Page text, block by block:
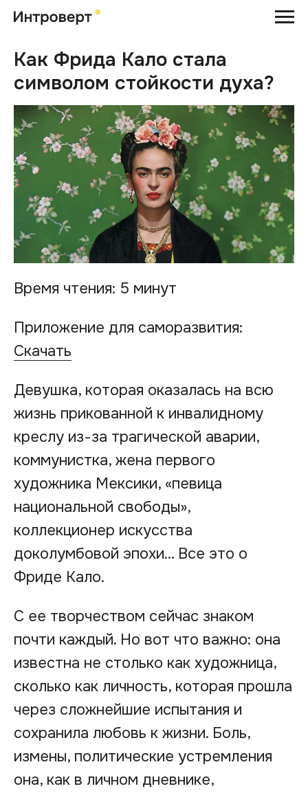
Как Фрида Кало стала
символом стойкости духа?
Время чтения: 5 минут
Приложение для саморазвития:
Скачать
Девушка, которая оказалась на всю
жизнь прикованной к инвалидному
креслу из-за трагической аварии,
коммунистка, жена первого
художника Мексики, «певица
национальной свободы»,
коллекционер искусства
доколумбовой эпохи... Все это о
Фриде Кало.
С ее творчеством сейчас знаком
почти каждый. Но вот что важно: она
известна не столько как художница,
сколько как личность, которая прошла
через сложнейшие испытания и
сохранила любовь к жизни. Боль,
измены, политические устремления
она, как в личном дневнике,